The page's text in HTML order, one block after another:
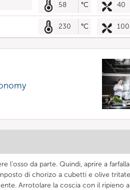
58 °C 40
230 °C 100
l'osso da parte. Quindi, aprire a
di chorizo a cubetti e olive
Arrotolare la coscia con il ripieno